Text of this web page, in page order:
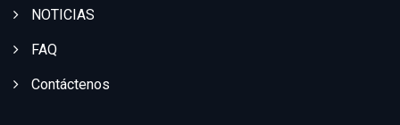
NOTICIAS
FAQ
Contáctenos